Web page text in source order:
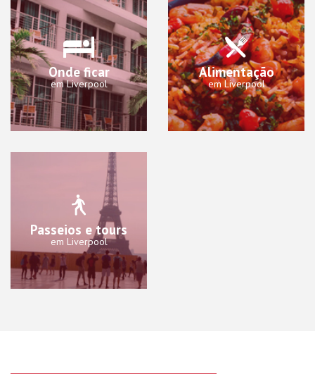
Onde ficar
em Liverpool
Alimentação
em Liverpool
Passeios e tours
em Liverpool